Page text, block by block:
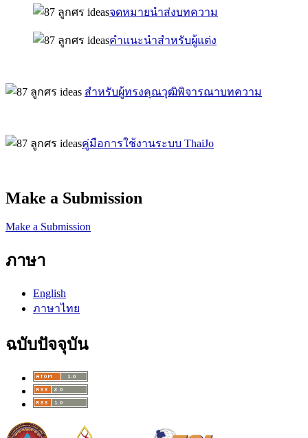
จดหมายนำส่งบทความ
คำแนะนำสำหรับผู้แต่ง
สำหรับผู้ทรงคุณวุฒิพิจารณาบทความ
คู่มือการใช้งานระบบ ThaiJo
Make a Submission
Make a Submission
ภาษา
English
ภาษาไทย
ฉบับปัจจุบัน